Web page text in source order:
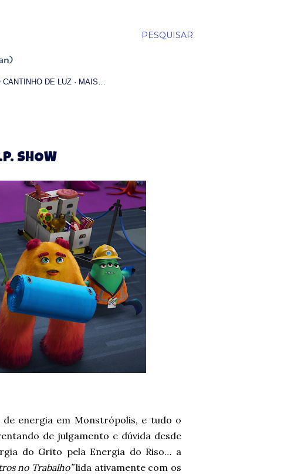
PESQUISAR
CANTINHO DE LUZ MAIS…
SHOW
energia em Monstrópolis, e tudo o
de julgamento e dúvida desde
do Grito pela Energia do Riso… a
no Trabalho”lida ativamente com os